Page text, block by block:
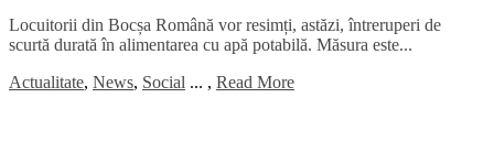
Locuitorii din Bocșa Română vor resimți, astăzi, întreruperi de
scurtă durată în alimentarea cu apă potabilă. Măsura este...
Actualitate, News, Social ... , Read More